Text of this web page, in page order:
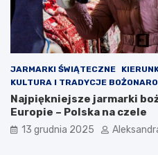
JARMARKI ŚWIĄTECZNE
KULTURA I TRADYCJE
Najpiękniejsze jarmarki
Europie – Polska na czele
13 grudnia 2025